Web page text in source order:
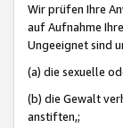
Wir prüfen Ihre
auf Aufnahme
Ungeeignet sind
(a) die sexuelle
(b) die Gewalt
anstiften,;